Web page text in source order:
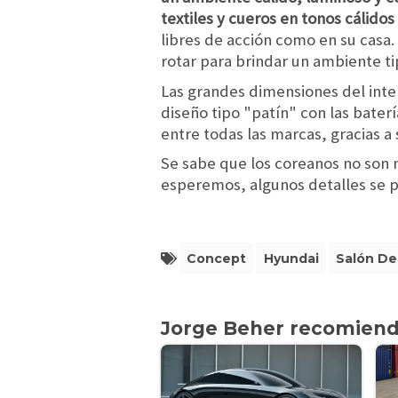
textiles y cueros en tonos cálidos
libres de acción como en su
rotar para brindar un ambiente
Las grandes dimensiones del
diseño tipo "patín" con las
entre todas las marcas, gracias
Se sabe que los coreanos no
esperemos, algunos detalles se
Concept Hyundai Salón
Jorge Beher